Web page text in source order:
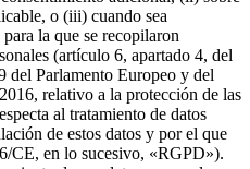
o (iii) cuando sea
la que se recopilaron
(artículo 6, apartado 4, del
del Parlamento Europeo y del
relativo a la protección de las
al tratamiento de datos
de estos datos y por el que
CE, en lo sucesivo, «RGPD»).